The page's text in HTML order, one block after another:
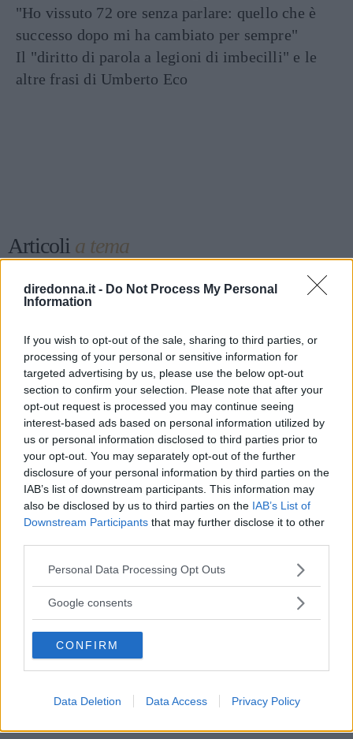
diredonna.it - Do Not Process My Personal
Information
If you wish to opt-out of the sale, sharing to third parties, or
processing of your personal or sensitive information for
targeted advertising by us, please use the below opt-out
section to confirm your selection. Please note that after your
opt-out request is processed you may continue seeing
interest-based ads based on personal information utilized by
us or personal information disclosed to third parties prior to
your opt-out. You may separately opt-out of the further
disclosure of your personal information by third parties on the
IAB’s list of downstream participants. This information may
also be disclosed by us to third parties on the IAB’s List of
Downstream Participants that may further disclose it to other
Please note that this website/app uses one or more Google
not limited to your visit or usage behaviour. You may click to
use your data for below specified purposes in below Google
consent section.
Personal Data Processing Opt Outs
Google consents
CONFIRM
Data Deletion Data Access Privacy Policy
"Ho vissuto 72 ore senza parlare: quello che è
successo dopo mi ha cambiato per sempre"
Il "diritto di parola a legioni di imbecilli" e le
altre frasi di Umberto Eco
Articoli a tema
BORSE
Borse: 5 tendenze chiave
autunno/inverno che dominano
le strade